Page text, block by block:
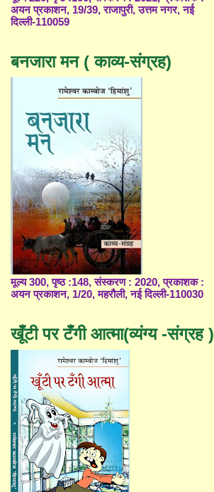
अयन प्रकाशन, 19/39, राजापुरी, उत्तम नगर, नई
दिल्ली-110059
बनजारा मन ( काव्य-संग्रह)
मूल्य 300, पृष्ठ :148, संस्करण : 2020, प्रकाशक :
अयन प्रकाशन, 1/20, महरौली, नई दिल्ली-110030
खूँटी पर टँगी आत्मा(व्यंग्य -संग्रह )